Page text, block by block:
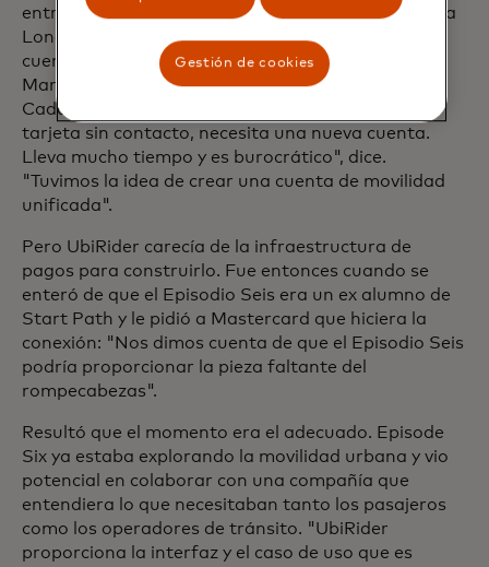
entre los sistemas de tránsito y los pagos. "Viajas a
Londres y quieres un recibo, necesitas abrir una
cuenta con Transport for London. Luego vas a
Manchester y tienes que hacerlo todo de nuevo.
Cada ciudad, cada operador, a pesar de usar su
tarjeta sin contacto, necesita una nueva cuenta.
Lleva mucho tiempo y es burocrático", dice.
"Tuvimos la idea de crear una cuenta de movilidad
unificada".
Pero UbiRider carecía de la infraestructura de
pagos para construirlo. Fue entonces cuando se
enteró de que el Episodio Seis era un ex alumno de
Start Path y le pidió a Mastercard que hiciera la
conexión: "Nos dimos cuenta de que el Episodio Seis
podría proporcionar la pieza faltante del
rompecabezas".
Resultó que el momento era el adecuado. Episode
Six ya estaba explorando la movilidad urbana y vio
potencial en colaborar con una compañía que
entendiera lo que necesitaban tanto los pasajeros
como los operadores de tránsito. "UbiRider
proporciona la interfaz y el caso de uso que es
Gestión de cookies